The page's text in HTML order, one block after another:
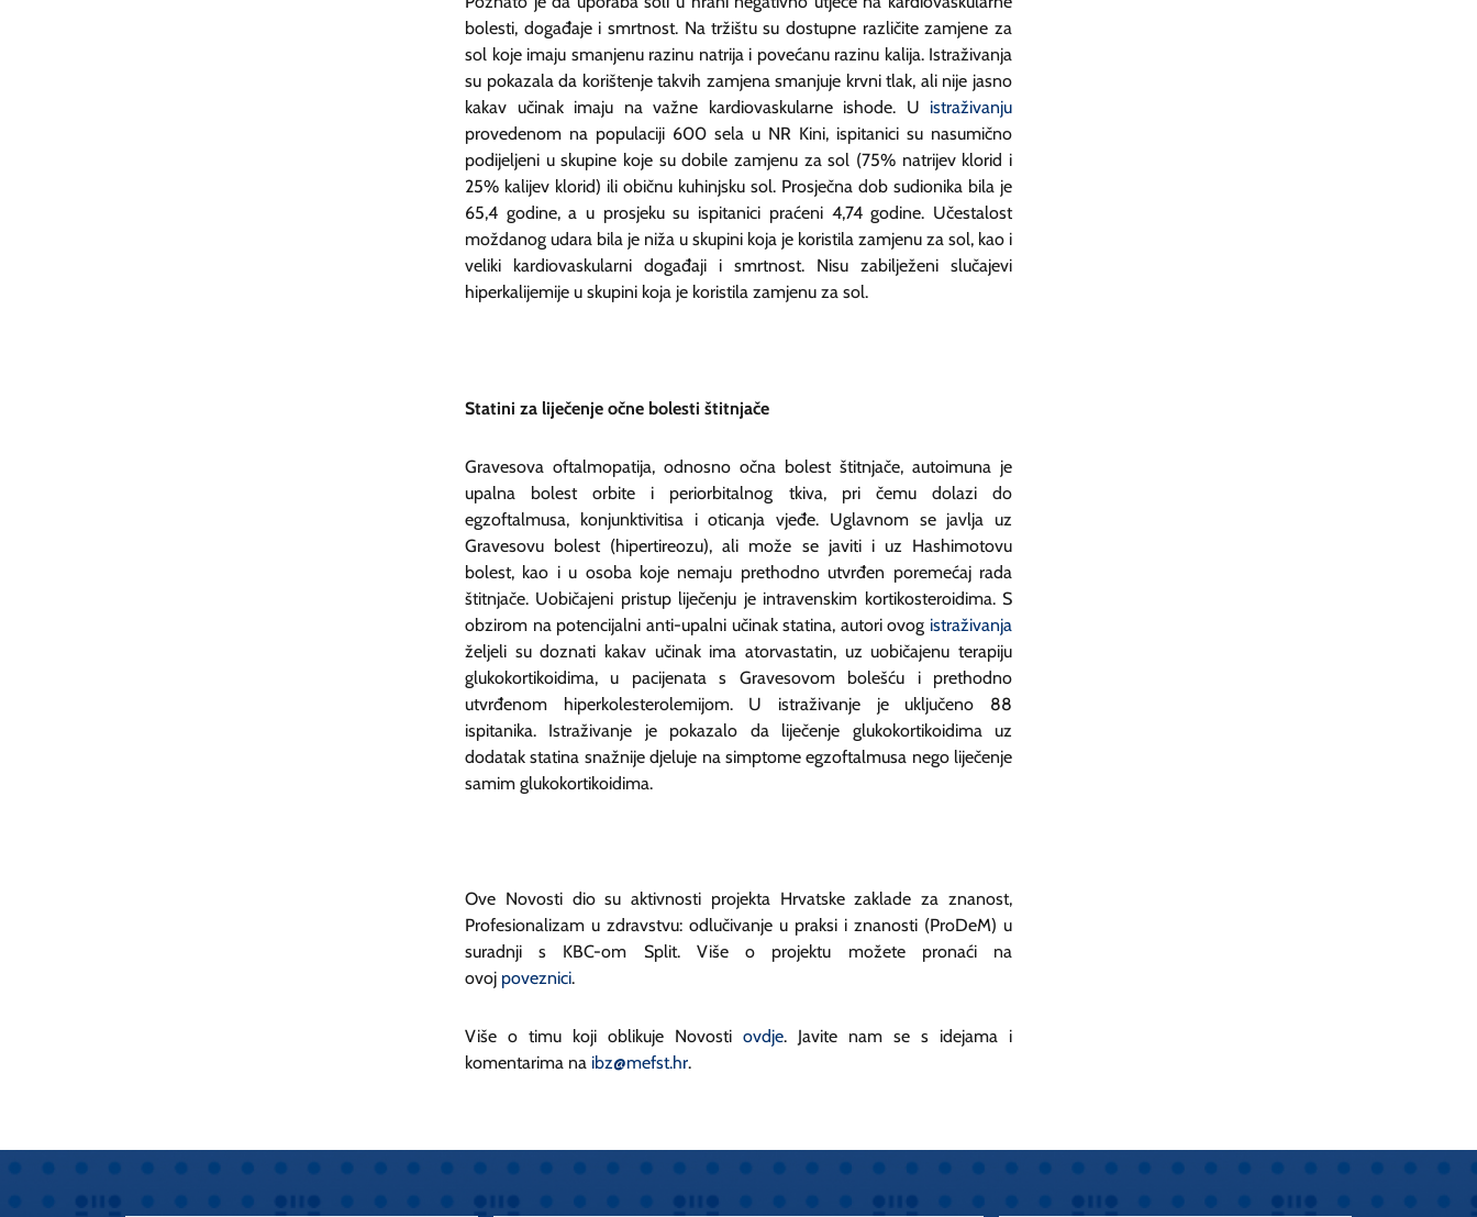
bolesti, događaje i smrtnost. Na tržištu su dostupne različite zamjene za
sol koje imaju smanjenu razinu natrija i povećanu razinu kalija. Istraživanja
su pokazala da korištenje takvih zamjena smanjuje krvni tlak, ali nije jasno
kakav učinak imaju na važne kardiovaskularne ishode. U istraživanju
provedenom na populaciji 600 sela u NR Kini, ispitanici su nasumično
podijeljeni u skupine koje su dobile zamjenu za sol (75% natrijev klorid i
25% kalijev klorid) ili običnu kuhinjsku sol. Prosječna dob sudionika bila je
65,4 godine, a u prosjeku su ispitanici praćeni 4,74 godine. Učestalost
moždanog udara bila je niža u skupini koja je koristila zamjenu za sol, kao i
veliki kardiovaskularni događaji i smrtnost. Nisu zabilježeni slučajevi
hiperkalijemije u skupini koja je koristila zamjenu za sol.
Statini za liječenje očne bolesti štitnjače
Gravesova oftalmopatija, odnosno očna bolest štitnjače, autoimuna je
upalna bolest orbite i periorbitalnog tkiva, pri čemu dolazi do
egzoftalmusa, konjunktivitisa i oticanja vjeđe. Uglavnom se javlja uz
Gravesovu bolest (hipertireozu), ali može se javiti i uz Hashimotovu
bolest, kao i u osoba koje nemaju prethodno utvrđen poremećaj rada
štitnjače. Uobičajeni pristup liječenju je intravenskim kortikosteroidima. S
obzirom na potencijalni anti-upalni učinak statina, autori ovog istraživanja
željeli su doznati kakav učinak ima atorvastatin, uz uobičajenu terapiju
glukokortikoidima, u pacijenata s Gravesovom bolešću i prethodno
utvrđenom hiperkolesterolemijom. U istraživanje je uključeno 88
ispitanika. Istraživanje je pokazalo da liječenje glukokortikoidima uz
dodatak statina snažnije djeluje na simptome egzoftalmusa nego liječenje
samim glukokortikoidima.
Ove Novosti dio su aktivnosti projekta Hrvatske zaklade za znanost,
Profesionalizam u zdravstvu: odlučivanje u praksi i znanosti (ProDeM) u
suradnji s KBC-om Split. Više o projektu možete pronaći na
ovoj poveznici.
Više o timu koji oblikuje Novosti ovdje. Javite nam se s idejama i
komentarima na ibz@mefst.hr.